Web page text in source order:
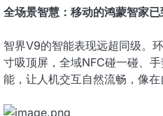
全场景智慧：移动的鸿蒙智家已
智界V9的智能表现远超同级。
寸吸顶屏，全域NFC碰一碰、
能，让人机交互自然流畅，像在